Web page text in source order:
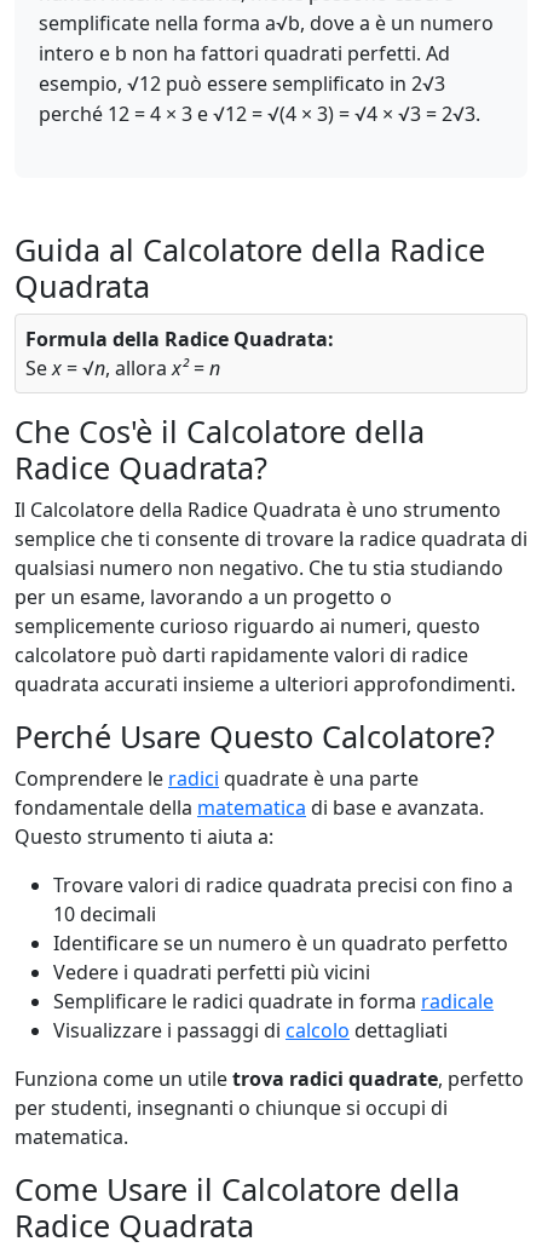
semplificate nella forma a√b, dove a è un numero
intero e b non ha fattori quadrati perfetti. Ad
esempio, √12 può essere semplificato in 2√3
perché 12 = 4 × 3 e √12 = √(4 × 3) = √4 × √3 = 2√3.
Guida al Calcolatore della Radice
Quadrata
Formula della Radice Quadrata:
Sex= √n, allorax²=n
Che Cos'è il Calcolatore della
Radice Quadrata?
Il Calcolatore della Radice Quadrata è uno strumento
semplice che ti consente di trovare la radice quadrata di
qualsiasi numero non negativo. Che tu stia studiando
per un esame, lavorando a un progetto o
semplicemente curioso riguardo ai numeri, questo
calcolatore può darti rapidamente valori di radice
quadrata accurati insieme a ulteriori approfondimenti.
Perché Usare Questo Calcolatore?
Comprendere le radici quadrate è una parte
fondamentale della matematica di base e avanzata.
Questo strumento ti aiuta a:
Trovare valori di radice quadrata precisi con fino a
10 decimali
Identificare se un numero è un quadrato perfetto
Vedere i quadrati perfetti più vicini
Semplificare le radici quadrate in forma radicale
Visualizzare i passaggi di calcolo dettagliati
Funziona come un utiletrova radici quadrate, perfetto
per studenti, insegnanti o chiunque si occupi di
matematica.
Come Usare il Calcolatore della
Radice Quadrata